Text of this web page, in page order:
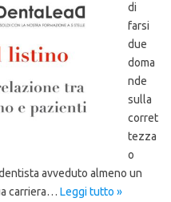
di
farsi
due
doma
nde
sulla
corret
tezza
o
avveduto almeno un
carriera… Leggi tutto »